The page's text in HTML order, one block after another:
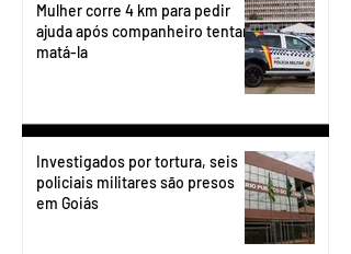
Mulher corre 4 km para pedir
ajuda após companheiro tentar
matá-la
Investigados por tortura, seis
policiais militares são presos
em Goiás